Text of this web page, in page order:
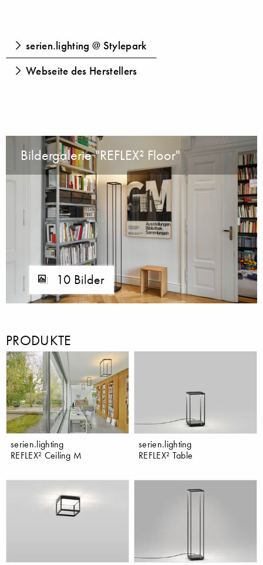
serien.lighting @ Stylepark
Webseite des Herstellers
Bildergalerie "REFLEX² Floor"
10 Bilder
PRODUKTE
serien.lighting
REFLEX² Ceiling M
serien.lighting
REFLEX² Table